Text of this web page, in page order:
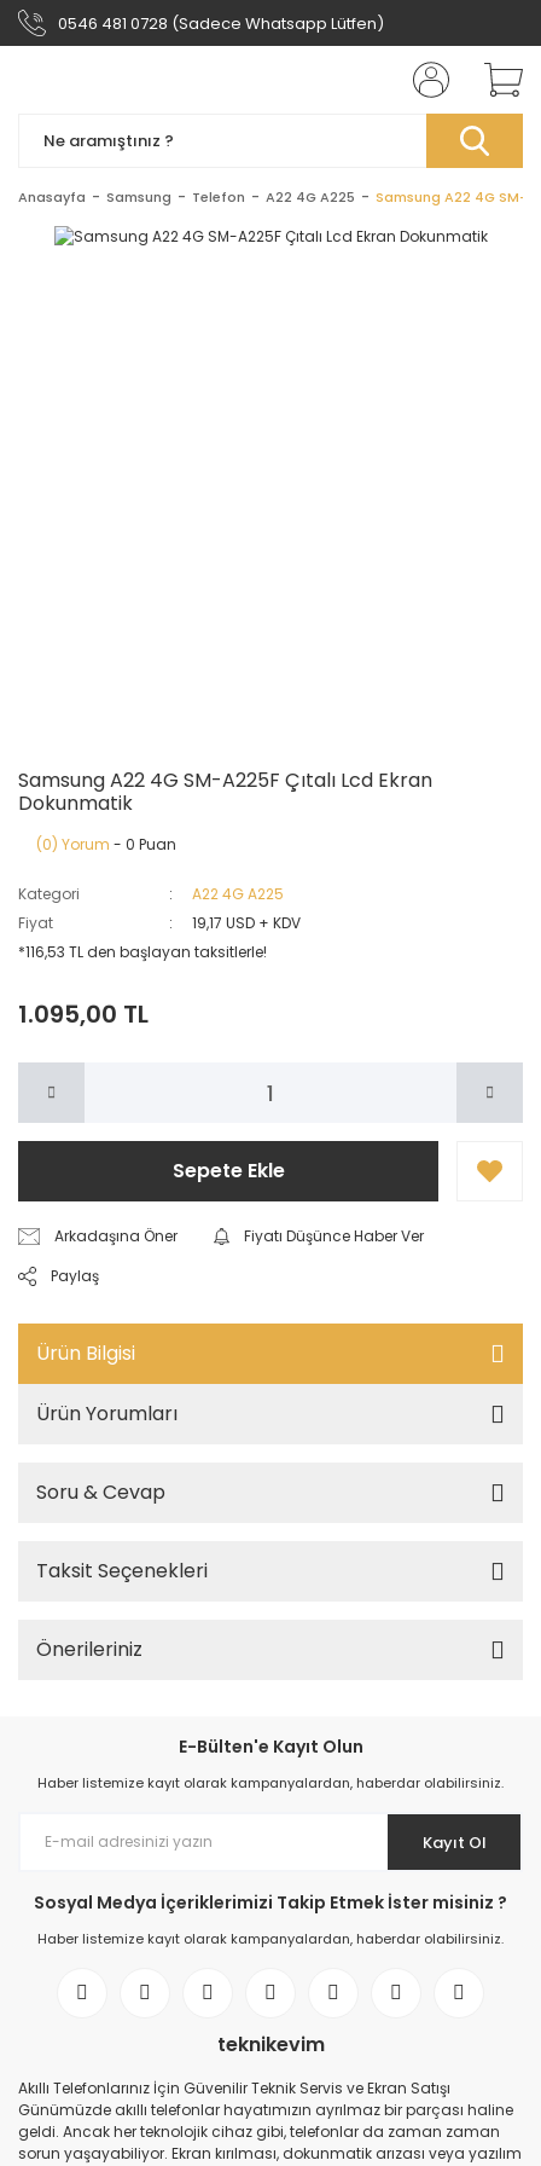
0546 481 0728 (Sadece Whatsapp Lütfen)
Anasayfa Samsung Telefon A22 4G A225 Samsung A22 4G SM-
Samsung A22 4G SM-A225F Çıtalı Lcd Ekran
Dokunmatik
(0) Yorum - 0 Puan
Kategori
A22 4G A225
Fiyat
19,17 USD + KDV
*116,53 TL den başlayan taksitlerle!
1.095,00 TL
Sepete Ekle
Arkadaşına Öner
Fiyatı Düşünce Haber Ver
Paylaş
Ürün Bilgisi
Ürün Yorumları
Soru & Cevap
Taksit Seçenekleri
Önerileriniz
E-Bülten'e Kayıt Olun
Haber listemize kayıt olarak kampanyalardan, haberdar olabilirsiniz.
Kayıt Ol
Sosyal Medya İçeriklerimizi Takip Etmek İster misiniz ?
Haber listemize kayıt olarak kampanyalardan, haberdar olabilirsiniz.
teknikevim
Akıllı Telefonlarınız İçin Güvenilir Teknik Servis ve Ekran Satışı
Günümüzde akıllı telefonlar hayatımızın ayrılmaz bir parçası haline
geldi. Ancak her teknolojik cihaz gibi, telefonlar da zaman zaman
sorun yaşayabiliyor. Ekran kırılması, dokunmatik arızası veya yazılım